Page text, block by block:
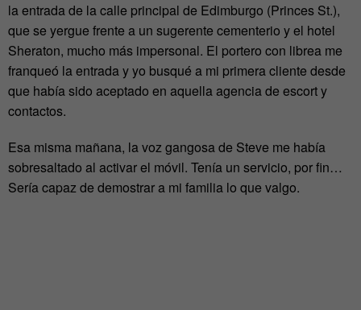
la entrada de la calle principal de Edimburgo (Princes St.),
que se yergue frente a un sugerente cementerio y el hotel
Sheraton, mucho más impersonal. El portero con librea me
franqueó la entrada y yo busqué a mi primera cliente desde
que había sido aceptado en aquella agencia de escort y
contactos.
Esa misma mañana, la voz gangosa de Steve me había
sobresaltado al activar el móvil. Tenía un servicio, por fin…
Sería capaz de demostrar a mi familia lo que valgo.